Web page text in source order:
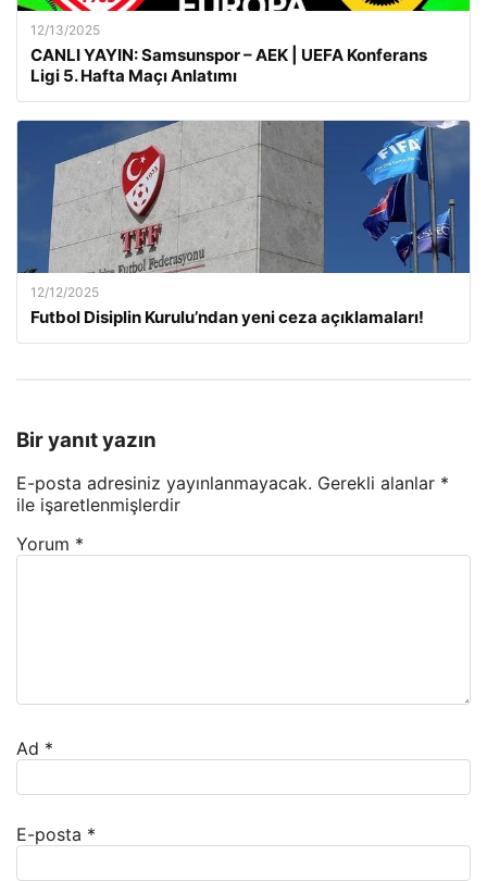
12/13/2025
CANLI YAYIN: Samsunspor – AEK | UEFA Konferans
Ligi 5. Hafta Maçı Anlatımı
12/12/2025
Futbol Disiplin Kurulu’ndan yeni ceza açıklamaları!
Bir yanıt yazın
E-posta adresiniz yayınlanmayacak. Gerekli alanlar *
ile işaretlenmişlerdir
Yorum *
Ad *
E-posta *